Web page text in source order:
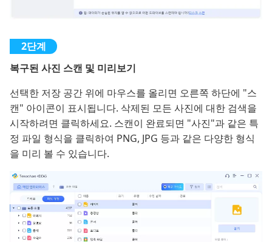
복구된 사진 스캔 및 미리보기
선택한 저장 공간 위에 마우스를 올리면 오른쪽 하단에 "스
캔" 아이콘이 표시됩니다. 삭제된 모든 사진에 대한 검색을
시작하려면 클릭하세요. 스캔이 완료되면 "사진"과 같은 특
정 파일 형식을 클릭하여 PNG, JPG 등과 같은 다양한 형식
을 미리 볼 수 있습니다.